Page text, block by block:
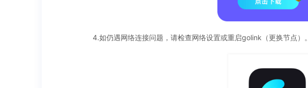
4.如仍遇网络连接问题，请检查网络设置或重启golink（更换节点）。